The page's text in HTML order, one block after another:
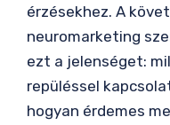
érzésekhez. A
neuromarketing
ezt a jelenséget:
repüléssel
hogyan érdemes